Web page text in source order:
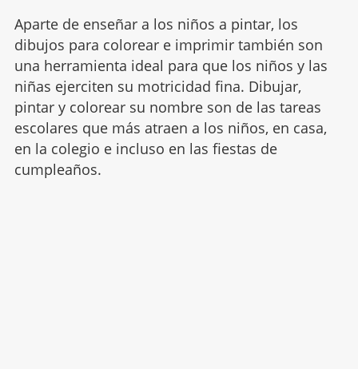
Aparte de enseñar a los niños a pintar, los
dibujos para colorear e imprimir también son
una herramienta ideal para que los niños y las
niñas ejerciten su motricidad fina. Dibujar,
pintar y colorear su nombre son de las tareas
escolares que más atraen a los niños, en casa,
en la colegio e incluso en las fiestas de
cumpleaños.